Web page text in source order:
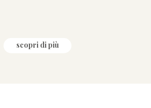
scopri di più